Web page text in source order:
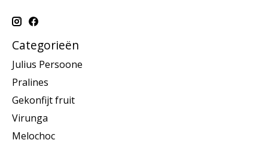
Categorieën
Julius Persoone
Pralines
Gekonfijt fruit
Virunga
Melochoc